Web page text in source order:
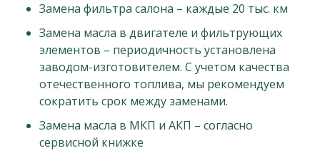
Замена фильтра салона – каждые 20 тыс. км
Замена масла в двигателе и фильтрующих
элементов – периодичность установлена
заводом-изготовителем. С учетом качества
отечественного топлива, мы рекомендуем
сократить срок между заменами.
Замена масла в МКП и АКП – согласно
сервисной книжке